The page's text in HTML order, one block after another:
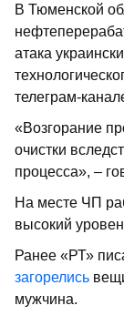
В Тюменской
атака
телеграм-
«Возгорание
очистки
процесса», –
На месте ЧП
высокий
Ранее «РТ»
загорелись
мужчина.